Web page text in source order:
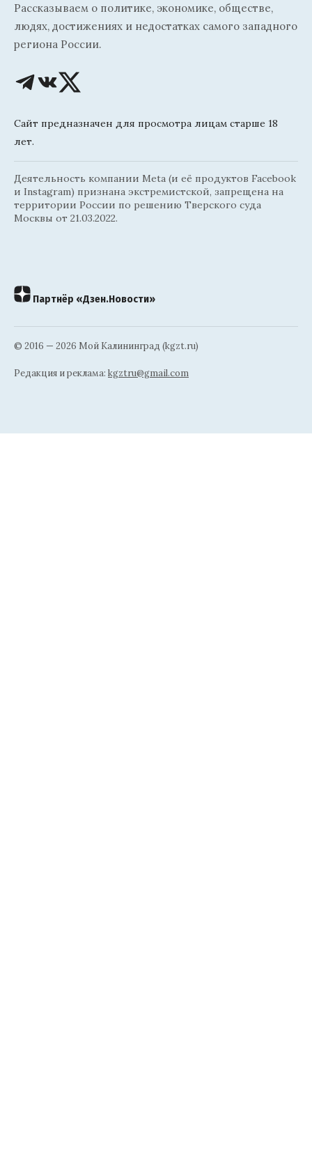
Рассказываем о политике, экономике, обществе,
людях, достижениях и недостатках самого западного
региона России.
Сайт предназначен для просмотра лицам старше 18
лет.
Деятельность компании Meta (и её продуктов Facebook
и Instagram) признана экстремистской, запрещена на
территории России по решению Тверского суда
Москвы от 21.03.2022.
Партнёр «Дзен.Новости»
© 2016 — 2026 Мой Калининград (kgzt.ru)
Редакция и реклама: kgztru@gmail.com